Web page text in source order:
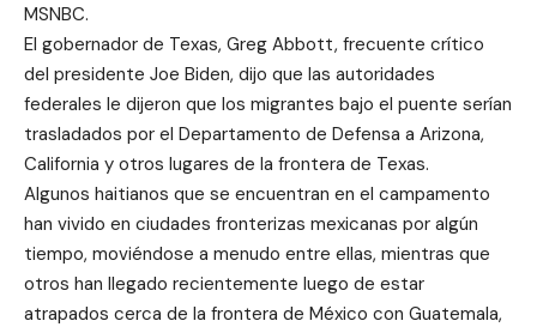
MSNBC.
El gobernador de Texas, Greg Abbott, frecuente crítico
del presidente Joe Biden, dijo que las autoridades
federales le dijeron que los migrantes bajo el puente serían
trasladados por el Departamento de Defensa a Arizona,
California y otros lugares de la frontera de Texas.
Algunos haitianos que se encuentran en el campamento
han vivido en ciudades fronterizas mexicanas por algún
tiempo, moviéndose a menudo entre ellas, mientras que
otros han llegado recientemente luego de estar
atrapados cerca de la frontera de México con Guatemala,